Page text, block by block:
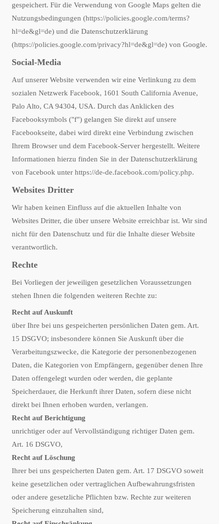
gespeichert. Für die Verwendung von Google Maps gelten die
Nutzungsbedingungen (https://policies.google.com/terms?
hl=de&gl=de) und die Datenschutzerklärung
(https://policies.google.com/privacy?hl=de&gl=de) von Google.
Social-Media
Auf unserer Website verwenden wir eine Verlinkung zu dem
sozialen Netzwerk Facebook, 1601 South California Avenue,
Palo Alto, CA 94304, USA. Durch das Anklicken des
Facebooksymbols ("f") gelangen Sie direkt auf unsere
Facebookseite, dabei wird direkt eine Verbindung zwischen
Ihrem Browser und dem Facebook-Server hergestellt. Weitere
Informationen hierzu finden Sie in der Datenschutzerklärung
von Facebook unter https://de-de.facebook.com/policy.php.
Websites Dritter
Wir haben keinen Einfluss auf die aktuellen Inhalte von
Websites Dritter, die über unsere Website erreichbar ist. Wir sind
nicht für den Datenschutz und für die Inhalte dieser Website
verantwortlich.
Rechte
Bei Vorliegen der jeweiligen gesetzlichen Voraussetzungen
stehen Ihnen die folgenden weiteren Rechte zu:
Recht auf Auskunft
über Ihre bei uns gespeicherten persönlichen Daten gem. Art.
15 DSGVO; insbesondere können Sie Auskunft über die
Verarbeitungszwecke, die Kategorie der personenbezogenen
Daten, die Kategorien von Empfängern, gegenüber denen Ihre
Daten offengelegt wurden oder werden, die geplante
Speicherdauer, die Herkunft ihrer Daten, sofern diese nicht
direkt bei Ihnen erhoben wurden, verlangen.
Recht auf Berichtigung
unrichtiger oder auf Vervollständigung richtiger Daten gem.
Art. 16 DSGVO,
Recht auf Löschung
Ihrer bei uns gespeicherten Daten gem. Art. 17 DSGVO soweit
keine gesetzlichen oder vertraglichen Aufbewahrungsfristen
oder andere gesetzliche Pflichten bzw. Rechte zur weiteren
Speicherung einzuhalten sind,